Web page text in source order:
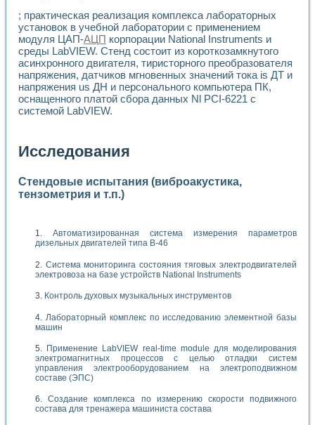
; практическая реализация комплекса лабораторных
установок в учебной лаборатории с применением
модуля ЦАП-АЦП корпорации National Instruments и
среды LabVIEW. Стенд состоит из короткозамкнутого
асинхронного двигателя, тиристорного преобразователя
напряжения, датчиков мгновенных значений тока is ДТ и
напряжения us ДН и персонального компьютера ПК,
оснащенного платой сбора данных Nl PCI-6221 с
системой LabVIEW.
Исследования
Стендовые испытания (виброакустика,
тензометрия и т.п.)
Автоматизированная система измерения параметров
дизельных двигателей типа В-46
Система мониторинга состояния тяговых электродвигателей
электровоза на базе устройств National Instruments
Контроль духовых музыкальных инструментов
Лабораторный комплекс по исследованию элементной базы
машин
Применение LabVIEW real-time module для моделирования
электромагнитных процессов с целью отладки систем
управления электрооборудованием на электроподвижном
составе (ЭПС)
Создание комплекса по измерению скорости подвижного
состава для тренажера машиниста состава